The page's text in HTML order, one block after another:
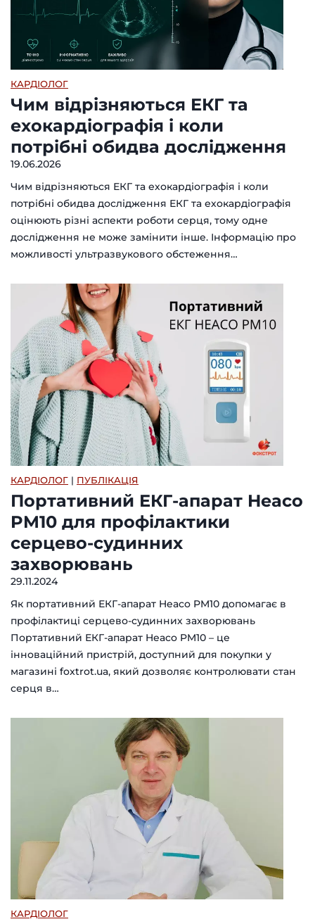
КАРДІОЛОГ
Чим відрізняються ЕКГ та
ехокардіографія і коли
потрібні обидва дослідження
19.06.2026
Чим відрізняються ЕКГ та ехокардіографія і коли
потрібні обидва дослідження ЕКГ та ехокардіографія
оцінюють різні аспекти роботи серця, тому одне
дослідження не може замінити інше. Інформацію про
можливості ультразвукового обстеження…
КАРДІОЛОГ | ПУБЛІКАЦІЯ
Портативний ЕКГ-апарат Heaco
PM10 для профілактики
серцево-судинних
захворювань
29.11.2024
Як портативний ЕКГ-апарат Heaco PM10 допомагає в
профілактиці серцево-судинних захворювань
Портативний ЕКГ-апарат Heaco PM10 – це
інноваційний пристрій, доступний для покупки у
магазині foxtrot.ua, який дозволяє контролювати стан
серця в…
КАРДІОЛОГ